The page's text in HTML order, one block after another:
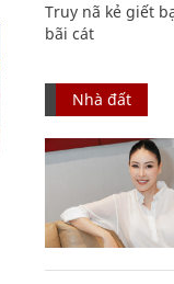
Truy nã kẻ giết
bãi cát
Nhà đất